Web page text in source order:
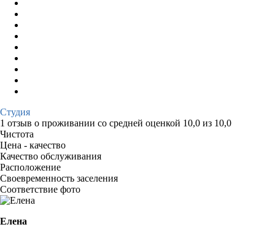
Студия
1 отзыв о проживании со средней оценкой 10,0 из 10,0
Чистота
Цена - качество
Качество обслуживания
Расположение
Своевременность заселения
Соответствие фото
Елена